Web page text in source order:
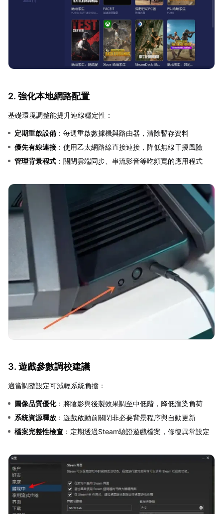
2. 強化本地網路配置
基礎環境調整能提升連線穩定性：
定期重啟設備 ：每週重啟數據機與路由器，清除暫存資料
優先有線連接 ：使用乙太網路線直接連接，降低無線干擾風險
管理背景程式 ：關閉雲端同步、串流影音等吃頻寬的應用程式
3. 遊戲參數調校建議
適當調整設定可減輕系統負擔：
圖像品質優化：將陰影與後製效果調至中低階，降低渲染負荷
系統資源釋放 ：遊戲啟動前關閉非必要背景程序與自動更新
檔案完整性檢查 ：定期透過Steam驗證遊戲檔案，修復異常設定